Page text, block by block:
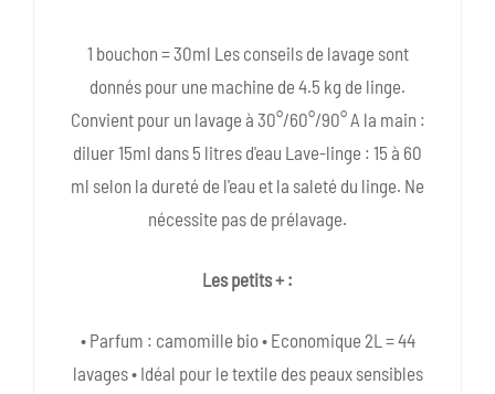
1 bouchon = 30ml Les conseils de lavage sont
donnés pour une machine de 4.5 kg de linge.
Convient pour un lavage à 30°/60°/90° A la main :
diluer 15ml dans 5 litres d'eau Lave-linge : 15 à 60
ml selon la dureté de l'eau et la saleté du linge. Ne
nécessite pas de prélavage.
Les petits + :
• Parfum : camomille bio • Economique 2L = 44
lavages • Idéal pour le textile des peaux sensibles